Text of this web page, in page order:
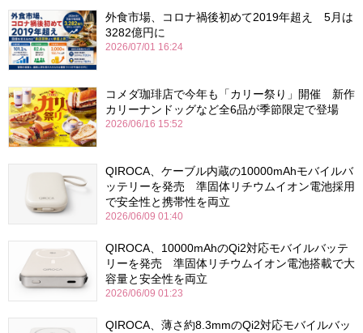
外食市場、コロナ禍後初めて2019年超え 5月は
3282億円に
2026/07/01 16:24
コメダ珈琲店で今年も「カリー祭り」開催 新作
カリーナンドッグなど全6品が季節限定で登場
2026/06/16 15:52
QIROCA、ケーブル内蔵の10000mAhモバイルバ
ッテリーを発売 準固体リチウムイオン電池採用
で安全性と携帯性を両立
2026/06/09 01:40
QIROCA、10000mAhのQi2対応モバイルバッテ
リーを発売 準固体リチウムイオン電池搭載で大
容量と安全性を両立
2026/06/09 01:23
QIROCA、薄さ約8.3mmのQi2対応モバイルバッ